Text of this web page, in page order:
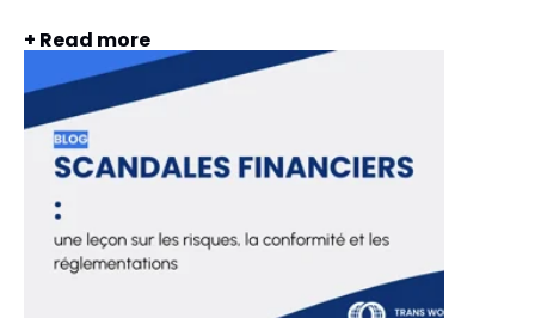
+ Read more